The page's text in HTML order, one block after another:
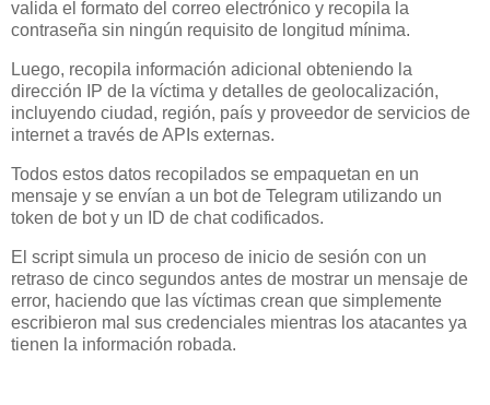
valida el formato del correo electrónico y recopila la
contraseña sin ningún requisito de longitud mínima.
Luego, recopila información adicional obteniendo la
dirección IP de la víctima y detalles de geolocalización,
incluyendo ciudad, región, país y proveedor de servicios de
internet a través de APIs externas.
Todos estos datos recopilados se empaquetan en un
mensaje y se envían a un bot de Telegram utilizando un
token de bot y un ID de chat codificados.
El script simula un proceso de inicio de sesión con un
retraso de cinco segundos antes de mostrar un mensaje de
error, haciendo que las víctimas crean que simplemente
escribieron mal sus credenciales mientras los atacantes ya
tienen la información robada.